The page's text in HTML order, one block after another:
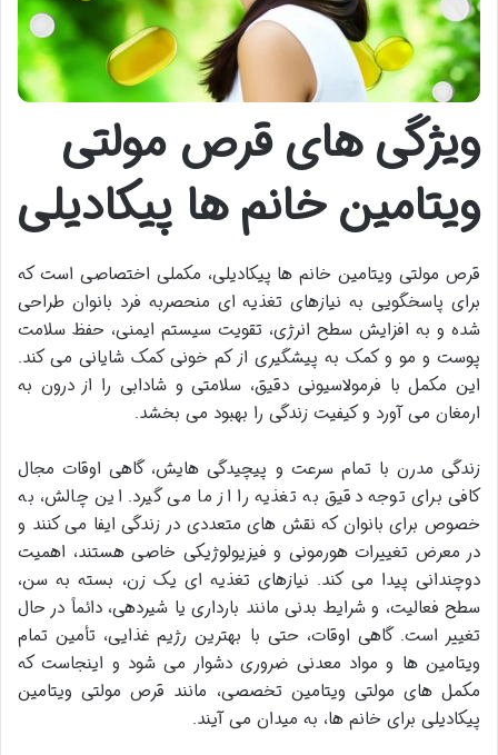
ویژگی های قرص مولتی
ویتامین خانم ها پیکادیلی
قرص مولتی ویتامین خانم ها پیکادیلی، مکملی اختصاصی است که
برای پاسخگویی به نیازهای تغذیه ای منحصربه فرد بانوان طراحی
شده و به افزایش سطح انرژی، تقویت سیستم ایمنی، حفظ سلامت
پوست و مو و کمک به پیشگیری از کم خونی کمک شایانی می کند.
این مکمل با فرمولاسیونی دقیق، سلامتی و شادابی را از درون به
ارمغان می آورد و کیفیت زندگی را بهبود می بخشد.
زندگی مدرن با تمام سرعت و پیچیدگی هایش، گاهی اوقات مجال
کافی برای توجه دقیق به تغذیه را از ما می گیرد. این چالش، به
خصوص برای بانوان که نقش های متعددی در زندگی ایفا می کنند و
در معرض تغییرات هورمونی و فیزیولوژیکی خاصی هستند، اهمیت
دوچندانی پیدا می کند. نیازهای تغذیه ای یک زن، بسته به سن،
سطح فعالیت، و شرایط بدنی مانند بارداری یا شیردهی، دائماً در حال
تغییر است. گاهی اوقات، حتی با بهترین رژیم غذایی، تأمین تمام
ویتامین ها و مواد معدنی ضروری دشوار می شود و اینجاست که
مکمل های مولتی ویتامین تخصصی، مانند قرص مولتی ویتامین
پیکادیلی برای خانم ها، به میدان می آیند.